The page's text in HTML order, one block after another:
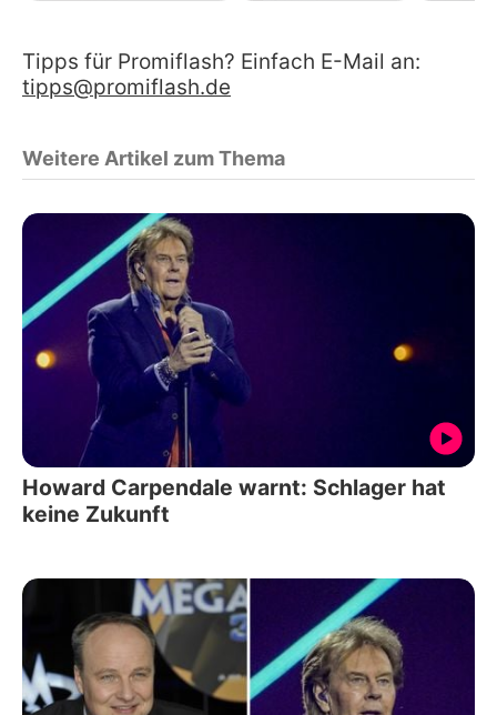
Tipps für Promiflash? Einfach E-Mail an:
tipps@promiflash.de
Weitere Artikel zum Thema
Howard Carpendale warnt: Schlager hat
keine Zukunft